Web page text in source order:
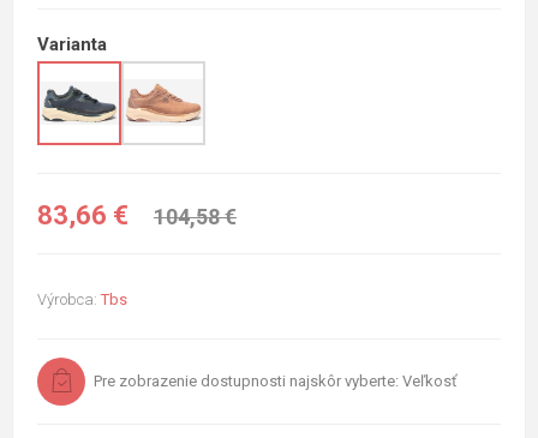
Varianta
83,66 € 104,58 €
Výrobca: Tbs
Pre zobrazenie dostupnosti najskôr vyberte: Veľkosť